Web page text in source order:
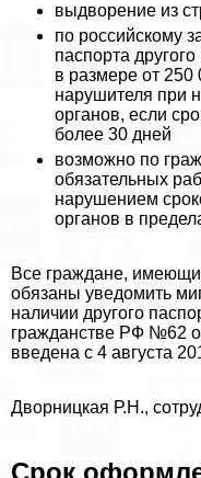
выдворение из
по российскому
паспорта
в размере от 250
нарушителя при
органов, если
более 30 дней
возможно по
обязательных
нарушением
органов в
Все граждане,
обязаны уведомить
наличии другого
гражданстве РФ №62
введена с 4 августа
Дворницкая Р.Н.,
Срок